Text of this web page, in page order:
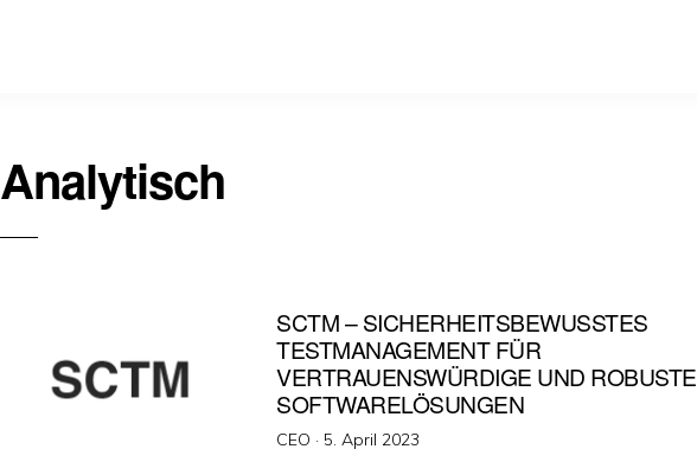
Analytisch
SCTM – SICHERHEITSBEWUSSTES
TESTMANAGEMENT FÜR
VERTRAUENSWÜRDIGE UND ROBUSTE
SOFTWARELÖSUNGEN
CEO · Veröffentlicht
5. April 2023